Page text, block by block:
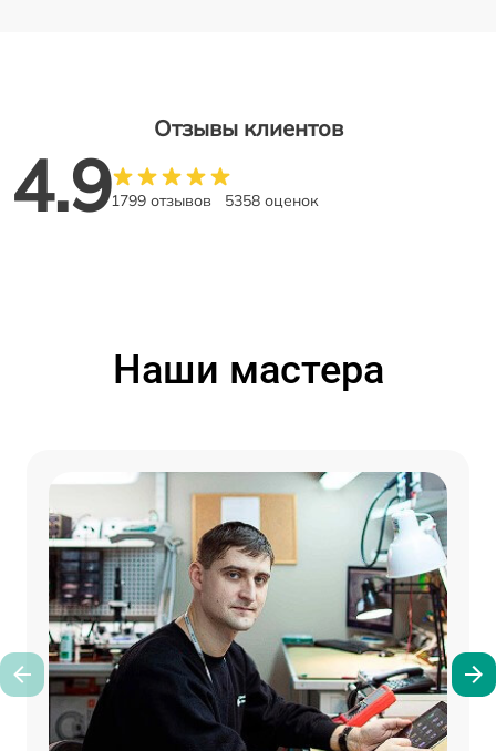
Отзывы клиентов
4.91799 отзывов 5358 оценок
Наши мастера